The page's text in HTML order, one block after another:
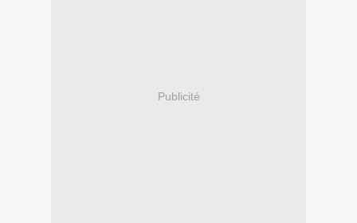
Publicité